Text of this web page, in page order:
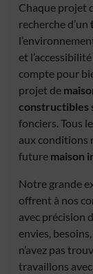
Chaque projet
recherche d’un
et
compte pour
projet de
constructibles
fonciers. Tous
aux conditions
future maison
Notre grande
offrent à nos
avec précision
envies,
n’avez pas
travaillons